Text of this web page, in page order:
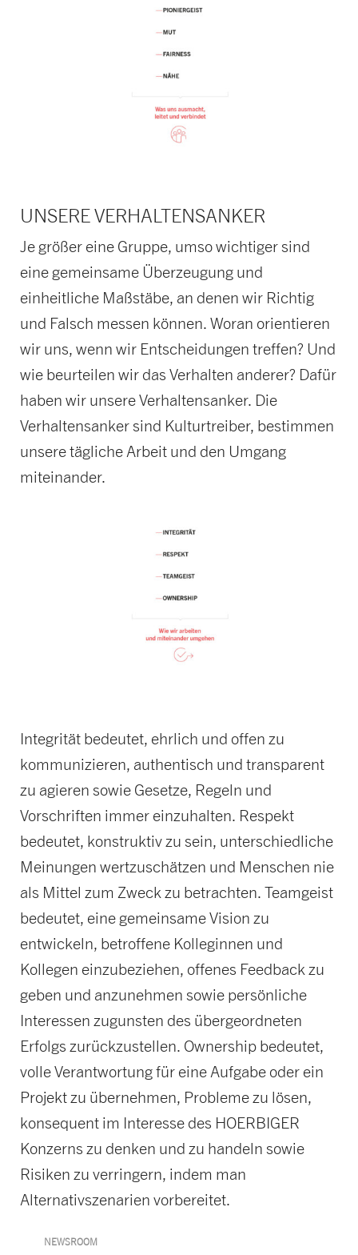
UNSERE VERHALTENSANKER
Je größer eine Gruppe, umso wichtiger sind
eine gemeinsame Überzeugung und
einheitliche Maßstäbe, an denen wir Richtig
und Falsch messen können. Woran orientieren
wir uns, wenn wir Entscheidungen treffen? Und
wie beurteilen wir das Verhalten anderer? Dafür
haben wir unsere Verhaltensanker. Die
Verhaltensanker sind Kulturtreiber, bestimmen
unsere tägliche Arbeit und den Umgang
miteinander.
Integrität bedeutet, ehrlich und offen zu
kommunizieren, authentisch und transparent
zu agieren sowie Gesetze, Regeln und
Vorschriften immer einzuhalten. Respekt
bedeutet, konstruktiv zu sein, unterschiedliche
Meinungen wertzuschätzen und Menschen nie
als Mittel zum Zweck zu betrachten. Teamgeist
bedeutet, eine gemeinsame Vision zu
entwickeln, betroffene Kolleginnen und
Kollegen einzubeziehen, offenes Feedback zu
geben und anzunehmen sowie persönliche
Interessen zugunsten des übergeordneten
Erfolgs zurückzustellen. Ownership bedeutet,
volle Verantwortung für eine Aufgabe oder ein
Projekt zu übernehmen, Probleme zu lösen,
konsequent im Interesse des HOERBIGER
Konzerns zu denken und zu handeln sowie
Risiken zu verringern, indem man
Alternativszenarien vorbereitet.
NEWSROOM